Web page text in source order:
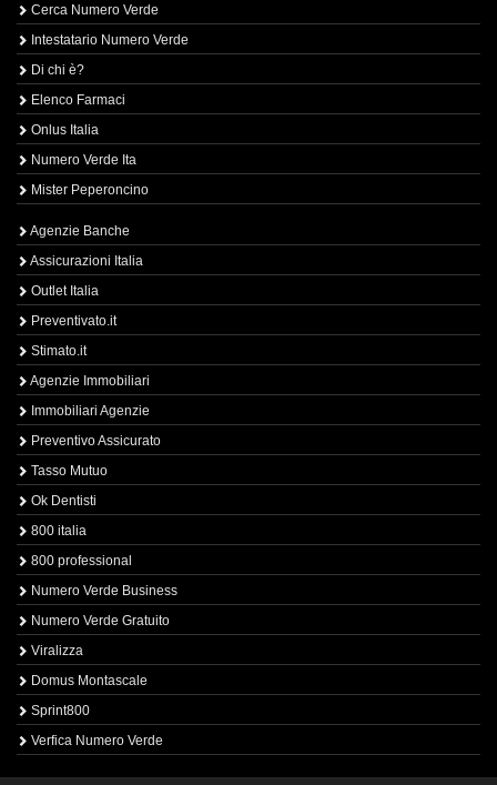
Cerca Numero Verde
Intestatario Numero Verde
Di chi è?
Elenco Farmaci
Onlus Italia
Numero Verde Ita
Mister Peperoncino
Agenzie Banche
Assicurazioni Italia
Outlet Italia
Preventivato.it
Stimato.it
Agenzie Immobiliari
Immobiliari Agenzie
Preventivo Assicurato
Tasso Mutuo
Ok Dentisti
800 italia
800 professional
Numero Verde Business
Numero Verde Gratuito
Viralizza
Domus Montascale
Sprint800
Verfica Numero Verde